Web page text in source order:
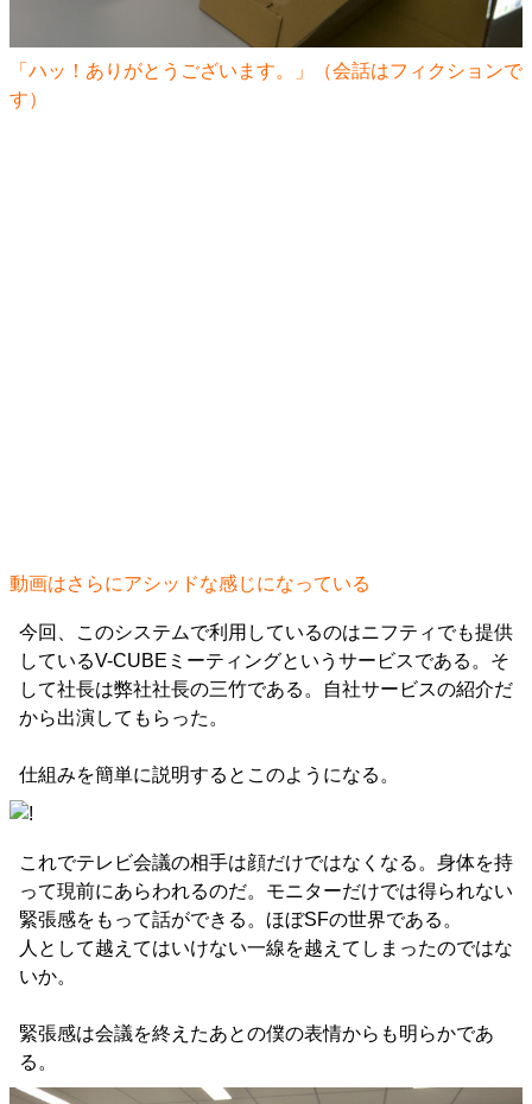
「ハッ！ありがとうございます。」（会話はフィクションで
す）
動画はさらにアシッドな感じになっている
今回、このシステムで利用しているのはニフティでも提供
しているV-CUBEミーティングというサービスである。そ
して社長は弊社社長の三竹である。自社サービスの紹介だ
から出演してもらった。
仕組みを簡単に説明するとこのようになる。
これでテレビ会議の相手は顔だけではなくなる。身体を持
って現前にあらわれるのだ。モニターだけでは得られない
緊張感をもって話ができる。ほぼSFの世界である。
人として越えてはいけない一線を越えてしまったのではな
いか。
緊張感は会議を終えたあとの僕の表情からも明らかであ
る。